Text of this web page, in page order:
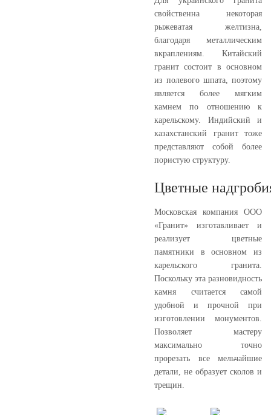
свойственна некоторая
рыжеватая желтизна,
благодаря металлическим
вкраплениям. Китайский
гранит состоит в основном
из полевого шпата, поэтому
является более мягким
камнем по отношению к
карельскому. Индийский и
казахстанский гранит тоже
представляют собой более
пористую структуру.
Цветные
Московская компания ООО
«Гранит» изготавливает и
реализует цветные
памятники в основном из
карельского гранита.
Поскольку эта разновидность
камня считается самой
удобной и прочной при
изготовлении монументов.
Позволяет мастеру
максимально точно
прорезать все мельчайшие
детали, не образует сколов и
трещин.